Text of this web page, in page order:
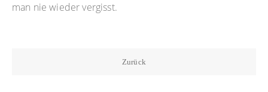
man nie wieder vergisst.
Zurück